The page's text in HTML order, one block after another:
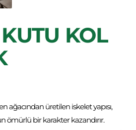
KOL
ağacından üretilen iskelet yapısı,
ömürlü bir karakter kazandırır.